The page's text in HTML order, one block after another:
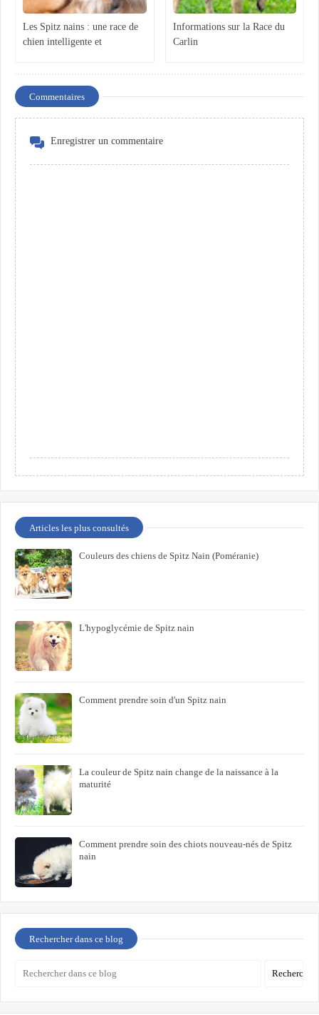
Les Spitz nains : une race de
chien intelligente et
Informations sur la Race du
Carlin
Commentaires
Enregistrer un commentaire
Articles les plus consultés
Couleurs des chiens de Spitz Nain (Poméranie)
L'hypoglycémie de Spitz nain
Comment prendre soin d'un Spitz nain
La couleur de Spitz nain change de la naissance à la
maturité
Comment prendre soin des chiots nouveau-nés de Spitz
nain
Rechercher dans ce blog